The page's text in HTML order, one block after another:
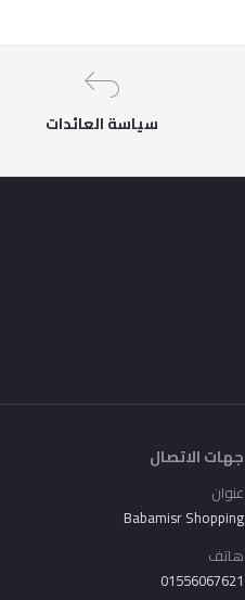
سياسة العائدات
جهات الاتصال
عنوان
Babamisr Shopping
هاتف
01556067621